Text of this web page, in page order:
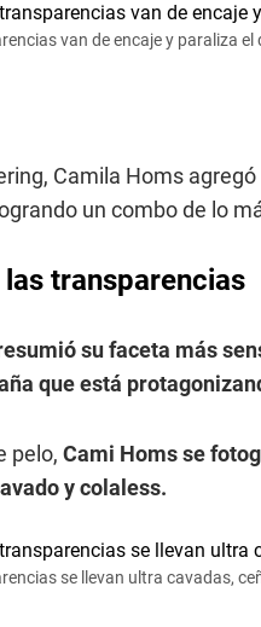
van de encaje y paraliza el
Camila Homs
un combo de lo
transparencias
su faceta más
que está
pelo, Cami Homs se
y colaless.
se llevan ultra cavadas,